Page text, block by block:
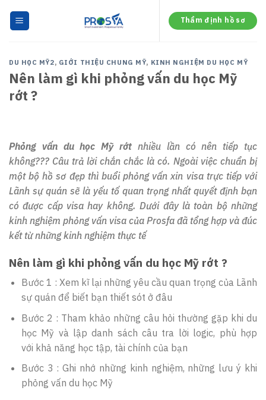
Thẩm định hồ sơ
DU HỌC MỸ2, GIỚI THIỆU CHUNG MỸ, KINH NGHIỆM DU HỌC MỸ
Nên làm gì khi phỏng vấn du học Mỹ
rớt ?
Phỏng vấn du học Mỹ rớt nhiều lần có nên tiếp tục
không??? Câu trả lời chắn chắc là có. Ngoài việc chuẩn bị
một bộ hồ sơ đẹp thì buổi phỏng vấn xin visa trực tiếp với
Lãnh sự quán sẽ là yếu tố quan trọng nhất quyết định bạn
có được cấp visa hay không. Dưới đây là toàn bộ những
kinh nghiệm phỏng vấn visa của Prosfa đã tổng hợp và đúc
kết từ những kinh nghiệm thực tế
Nên làm gì khi phỏng vấn du học Mỹ rớt ?
Bước 1 : Xem kĩ lại những yêu cầu quan trọng của Lãnh
sự quán để biết bạn thiết sót ở đâu
Bước 2 : Tham khảo những câu hỏi thường gặp khi du
học Mỹ và lập danh sách câu tra lời logic, phù hợp
với khả năng học tập, tài chính của bạn
Bước 3 : Ghi nhớ những kinh nghiệm, những lưu ý khi
phỏng vấn du học Mỹ